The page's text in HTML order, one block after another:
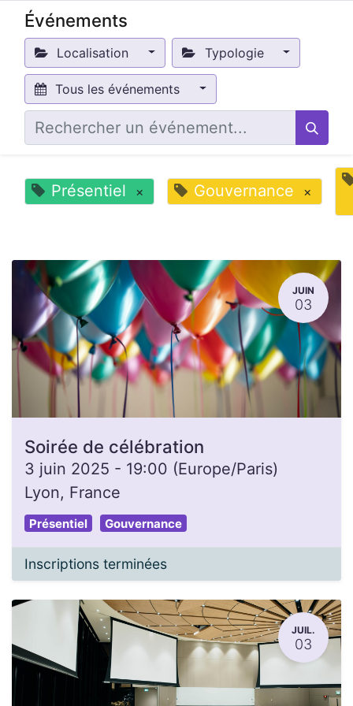
Événements
Localisation Typologie
Tous les événements
Présentiel × Gouvernance ×
JUIN
03
Soirée de célébration
3 juin 2025 - 19:00 (Europe/Paris)
Lyon, France
Présentiel Gouvernance
Inscriptions terminées
JUIL.
03